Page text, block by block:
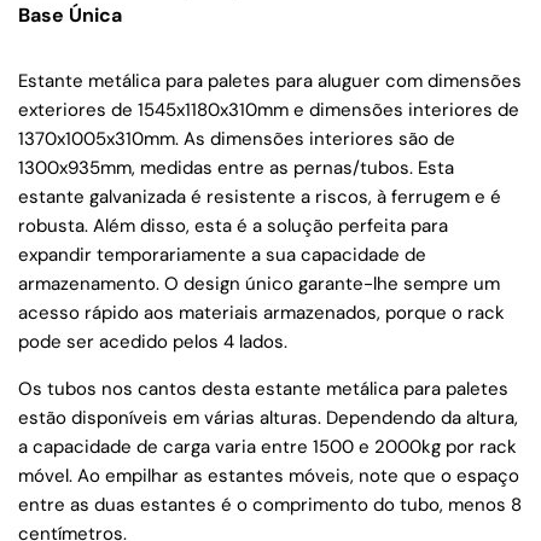
Base Única
Estante metálica para paletes para aluguer com dimensões
exteriores de 1545x1180x310mm e dimensões interiores de
1370x1005x310mm. As dimensões interiores são de
1300x935mm, medidas entre as pernas/tubos. Esta
estante galvanizada é resistente a riscos, à ferrugem e é
robusta. Além disso, esta é a solução perfeita para
expandir temporariamente a sua capacidade de
armazenamento. O design único garante-lhe sempre um
acesso rápido aos materiais armazenados, porque o rack
pode ser acedido pelos 4 lados.
Os tubos nos cantos desta estante metálica para paletes
estão disponíveis em várias alturas. Dependendo da altura,
a capacidade de carga varia entre 1500 e 2000kg por rack
móvel. Ao empilhar as estantes móveis, note que o espaço
entre as duas estantes é o comprimento do tubo, menos 8
centímetros.